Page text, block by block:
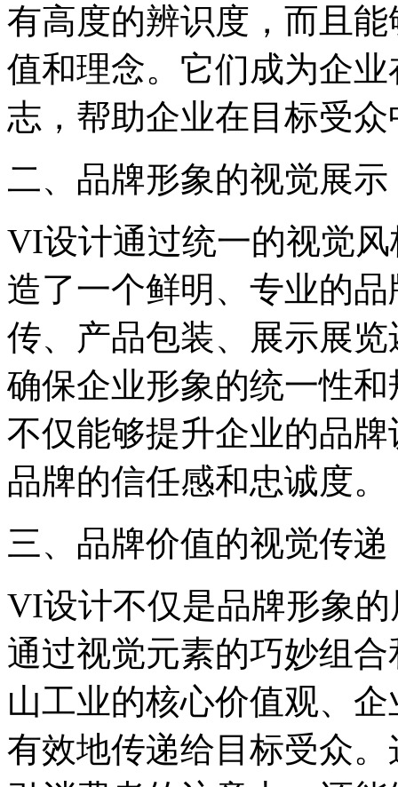
有高度的辨识度，而且
值和理念。它们成为企
志，帮助企业在目标受
二、品牌形象的视觉展示
VI设计通过统一的视觉
造了一个鲜明、专业的
传、产品包装、展示展
确保企业形象的统一性
不仅能够提升企业的品
品牌的信任感和忠诚度。
三、品牌价值的视觉传递
VI设计不仅是品牌形象
通过视觉元素的巧妙组
山工业的核心价值观、
有效地传递给目标受众